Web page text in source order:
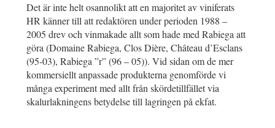
Det är inte helt osannolikt att en majoritet av viniferats
HR känner till att redaktören under perioden 1988 –
2005 drev och vinmakade allt som hade med Rabiega att
göra (Domaine Rabiega, Clos Dière, Château d’Esclans
(95-03), Rabiega ”r” (96 – 05)). Vid sidan om de mer
kommersiellt anpassade produkterna genomförde vi
många experiment med allt från skördetillfället via
skalurlakningens betydelse till lagringen på ekfat.